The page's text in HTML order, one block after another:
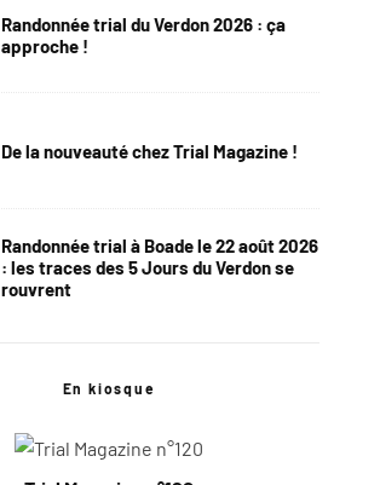
Randonnée trial du Verdon 2026 : ça
approche !
De la nouveauté chez Trial Magazine !
Randonnée trial à Boade le 22 août 2026
: les traces des 5 Jours du Verdon se
rouvrent
En kiosque